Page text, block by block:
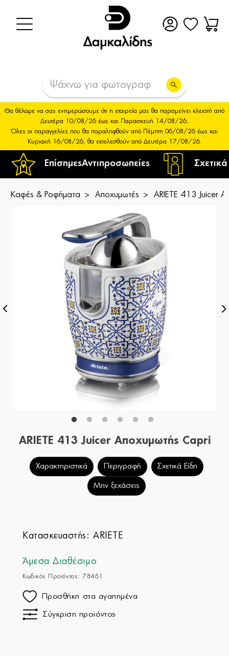
ΕπίσημεςΑντιπροσωπείες
Θα θέλαμε να σας ενημερώσουμε ότι η εταιρεία μας θα παραμείνει κλειστή από
Δευτέρα 10/08/26 έως και Παρασκευή 14/08/26.
Όλες οι παραγγελίες που θα παραληφθούν από Πέμπτη 06/08/26 έως και
Κυριακή 16/08/26, θα εκτελεσθούν από Δευτέρα 17/08/26.
Καφές & Ροφήματα Αποχυμωτές ARIETE 413 Juicer
ARIETE 413 Juicer Αποχυμωτής Capri
Χαρακτηριστικά Περιγραφή Σχετικά Είδη
Μην ξεχάσεις
Κατασκευαστής:ARIETE
Άμεσα Διαθέσιμο
Κωδικός Προϊόντος: 78461
Προσθήκη στα αγαπημένα
Σύγκριση προϊόντος